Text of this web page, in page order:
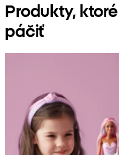
Produkty,
páčiť